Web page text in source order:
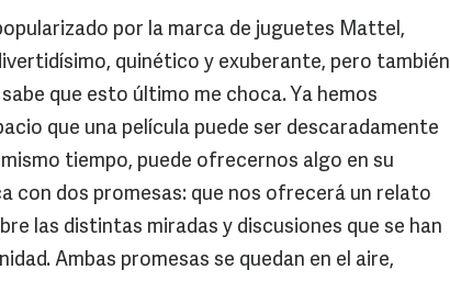
por la marca de juguetes Mattel,
quinético y exuberante, pero también
que esto último me choca. Ya hemos
que una película puede ser descaradamente
tiempo, puede ofrecernos algo en su
con dos promesas: que nos ofrecerá un relato
las distintas miradas y discusiones que se han
Ambas promesas se quedan en el aire,